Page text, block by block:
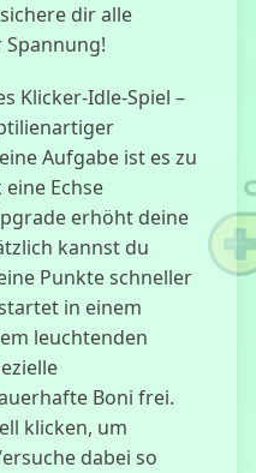
99 Nächte im
Hungriger
Lamu
Level Devil 2
dir alle
Klicker-Idle-Spiel –
Aufgabe ist es zu
Echse
erhöht deine
kannst du
Punkte schneller
in einem
leuchtenden
Boni frei.
klicken, um
dabei so